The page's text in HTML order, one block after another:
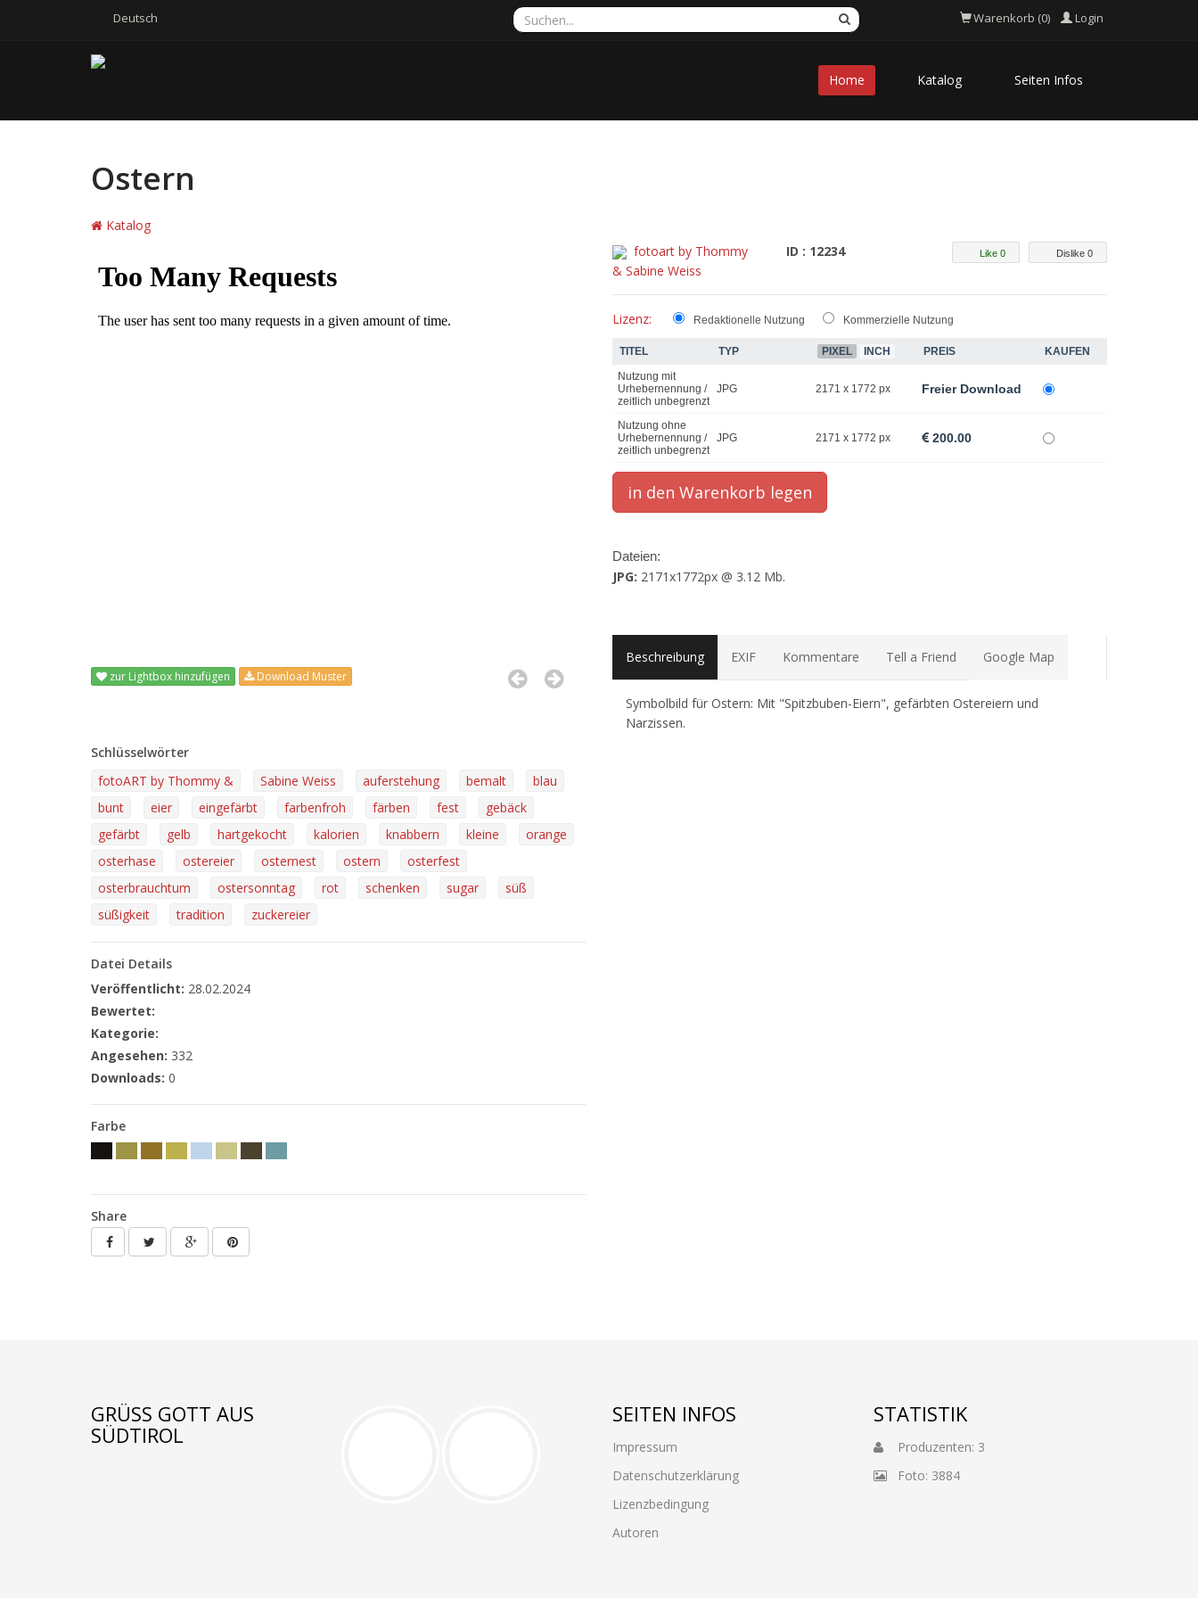
Deutsch Warenkorb (0) Login
Home Katalog Seiten Infos
Ostern
Katalog
zur Lightbox hinzufügen Download Muster
Schlüsselwörter
fotoART by Thommy &
Sabine Weiss auferstehung bemalt
blau
bunt
eier eingefärbt farbenfroh färben fest
gebäck
gefärbt
gelb hartgekocht kalorien knabbern kleine
orange
osterhase
ostereier osternest ostern
osterfest
osterbrauchtum
ostersonntag rot schenken sugar
süß
süßigkeit
tradition zuckereier
Datei Details
Veröffentlicht: 28.02.2024
Bewertet:
Kategorie:
Angesehen: 332
Downloads: 0
Farbe
Share
fotoart by Thommy
& Sabine Weiss
ID : 12234 Dislike 0
Like 0
Lizenz: Redaktionelle Nutzung Kommerzielle Nutzung
TITEL TYP PIXEL INCH PREIS
KAUFEN
Nutzung mit
Urhebernennung /
zeitlich unbegrenzt
JPG 2171 x 1772 px Freier Download
Nutzung ohne
Urhebernennung /
zeitlich unbegrenzt
JPG 2171 x 1772 px 200.00
Dateien:
JPG: 2171x1772px @ 3.12 Mb.
Beschreibung EXIF Kommentare Tell a Friend Google Map
Symbolbild für Ostern: Mit "Spitzbuben-Eiern", gefärbten Ostereiern und
Narzissen.
GRÜSS GOTT AUS S
ÜDTIROL
SEITEN INFOS
Impressum
Datenschutzerklärung
Lizenzbedingung
Autoren
STATISTIK
Produzenten: 3
Foto: 3884